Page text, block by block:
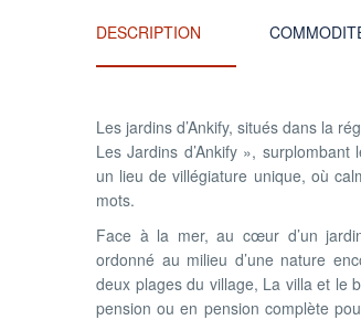
DESCRIPTION
Les jardins d’Ankify, situés dans la
Les Jardins d’Ankify », surplombant
un lieu de villégiature unique, où
mots.
Face à la mer, au cœur d’un
ordonné au milieu d’une nature
deux plages du village, La villa et le
pension ou en pension complète